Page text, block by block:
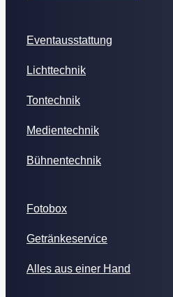
Eventausstattung
Lichttechnik
Tontechnik
Medientechnik
Bühnentechnik
Fotobox
Getränkeservice
Alles aus einer Hand